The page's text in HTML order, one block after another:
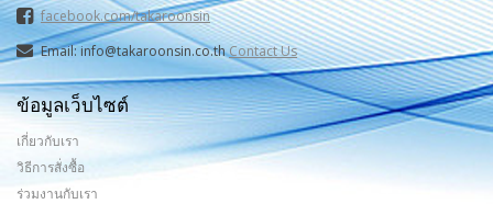
facebook.com/takaroonsin
Email: info@takaroonsin.co.thContact Us
ข้อมูลเว็บไซต์
เกี่ยวกับเรา
วิธีการสั่งซื้อ
ร่วมงานกับเรา